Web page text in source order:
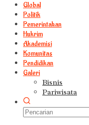
Global
Politik
Pemerintahan
Hukrim
Akademisi
Komunitas
Pendidikan
Galeri
Bisnis
Pariwisata